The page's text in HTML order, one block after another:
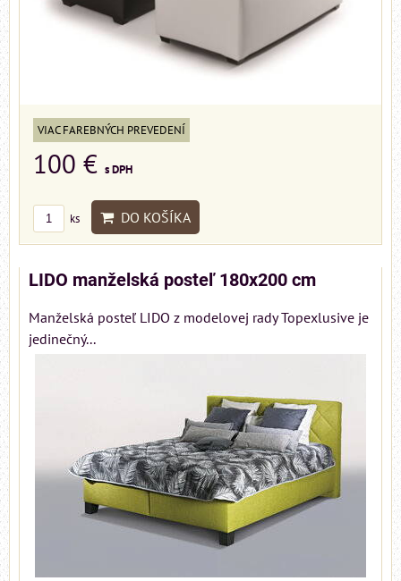
VIAC FAREBNÝCH PREVEDENÍ
100 € s DPH
ks DO KOŠÍKA
LIDO manželská posteľ 180x200 cm
Manželská posteľ LIDO z modelovej rady Topexlusive je
jedinečný...